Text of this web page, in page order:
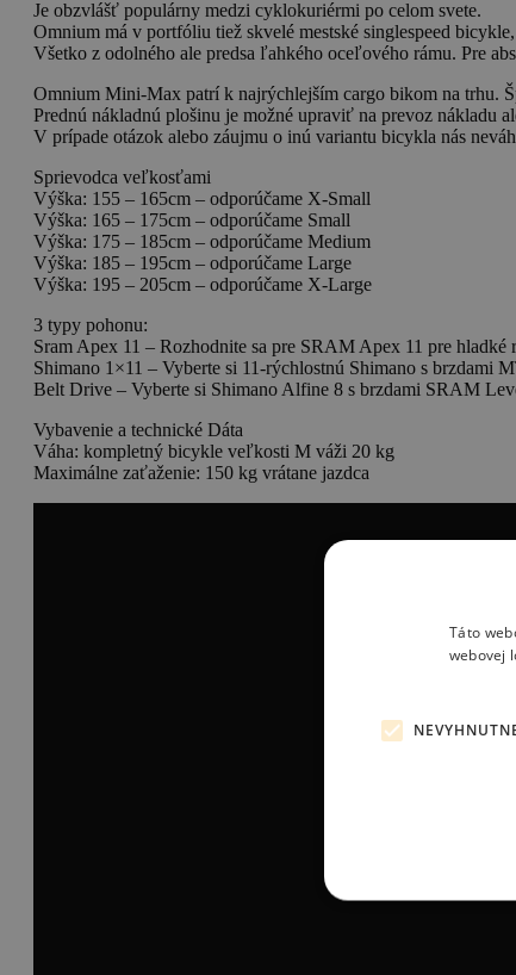
Je obzvlášť populárny medzi cyklokuriérmi po celom svete.
Omnium má v portfóliu tiež skvelé mestské singlespeed
Všetko z odolného ale predsa ľahkého oceľového rámu. Pre
Omnium Mini-Max patrí k najrýchlejším cargo bikom na trhu.
Prednú nákladnú plošinu je možné upraviť na prevoz nákladu
V prípade otázok alebo záujmu o inú variantu bicykla nás
Sprievodca veľkosťami
Výška: 155 – 165cm – odporúčame X-Small
Výška: 165 – 175cm – odporúčame Small
Výška: 175 – 185cm – odporúčame Medium
Výška: 185 – 195cm – odporúčame Large
Výška: 195 – 205cm – odporúčame X-Large
3 typy pohonu:
Sram Apex 11 – Rozhodnite sa pre SRAM Apex 11 pre
Shimano 1×11 – Vyberte si 11-rýchlostnú Shimano s brzdami
Belt Drive – Vyberte si Shimano Alfine 8 s brzdami SRAM
Vybavenie a technické Dáta
Váha: kompletný bicykle veľkosti M váži 20 kg
Maximálne zaťaženie: 150 kg vrátane jazdca
Táto
webovej